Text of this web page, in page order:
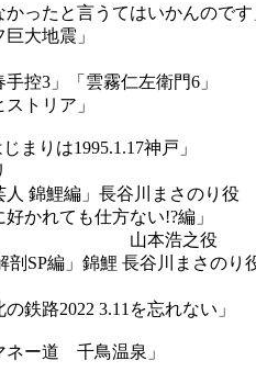
ったと言うてはいかんのです
巨大地震」
手控3」「雲霧仁左衛門6」
ストリア」
まりは1995.1.17神戸」
人 錦鯉編」長谷川まさのり役
好かれても仕方ない!?編」
浩之役
剖SP編」錦鯉 長谷川まさのり
の鉄路2022 3.11を忘れない」
ネー道 千鳥温泉」